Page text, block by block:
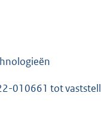
010661 tot